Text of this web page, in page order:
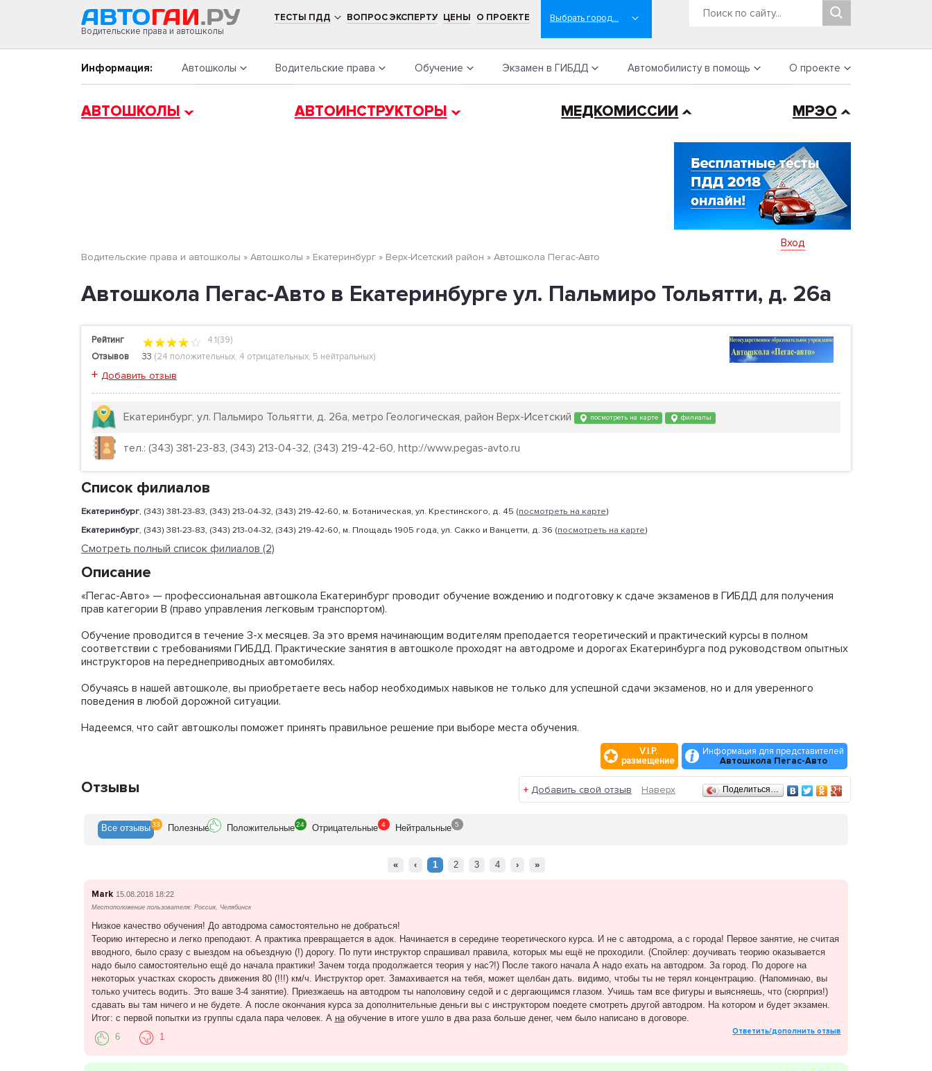
Водительские права и автошколы
ТЕСТЫ ПДД ВОПРОС ЭКСПЕРТУ ЦЕНЫ О ПРОЕКТЕ
Информация: Автошколы Водительские права Обучение Экзамен в ГИБДД Автомобилисту в помощь О проекте
АВТОШКОЛЫ АВТОИНСТРУКТОРЫ МЕДКОМИССИИ МРЭО
Водительские права и автошколы » Автошколы » Екатеринбург » Верх-Исетский район » Автошкола Пегас-Авто
Вход
Автошкола Пегас-Авто в Екатеринбурге ул. Пальмиро Тольятти, д. 26а
Рейтинг
4.1(39)
Отзывов
33 (24 положительных, 4 отрицательных, 5 нейтральных)
+ Добавить отзыв
Екатеринбург, ул. Пальмиро Тольятти, д. 26а, метро Геологическая, район Верх-Исетский посмотреть на карте филиалы
тел.: (343) 381-23-83, (343) 213-04-32, (343) 219-42-60, http://www.pegas-avto.ru
Список филиалов
Екатеринбург, (343) 381-23-83, (343) 213-04-32, (343) 219-42-60, м. Ботаническая, ул. Крестинского, д. 45 (посмотреть на карте)
Екатеринбург, (343) 381-23-83, (343) 213-04-32, (343) 219-42-60, м. Площадь 1905 года, ул. Сакко и Ванцетти, д. 36 (посмотреть на карте)
Смотреть полный список филиалов (2)
Описание
«Пегас-Авто» — профессиональная автошкола Екатеринбург проводит обучение вождению и подготовку к сдаче экзаменов в ГИБДД для получения
прав категории В (право управления легковым транспортом).
Обучение проводится в течение 3-х месяцев. За это время начинающим водителям преподается теоретический и практический курсы в полном
соответствии с требованиями ГИБДД. Практические занятия в автошколе проходят на автодроме и дорогах Екатеринбурга под руководством опытных
инструкторов на переднеприводных автомобилях.
Обучаясь в нашей автошколе, вы приобретаете весь набор необходимых навыков не только для успешной сдачи экзаменов, но и для уверенного
поведения в любой дорожной ситуации.
Надеемся, что сайт автошколы поможет принять правильное решение при выборе места обучения.
V.I.P.
размещение
Информация для представителей
Автошкола Пегас-Авто
Отзывы + Добавить свой отзыв Наверх Поделиться…
Все отзывы 33 Полезные Положительные 24 Отрицательные 4 Нейтральные 5
« ‹ 1 2 3 4 › »
Mark 15.08.2018 18:22
Местоположение пользователя: Россия, Челябинск
Низкое качество обучения! До автодрома самостоятельно не добраться!
Теорию интересно и легко преподают. А практика превращается в адок. Начинается в середине теoретического курса. И не с автодрома, а с города! Первое занятие, не считая
вводного, было сразу с выездом на объездную (!) дорогу. По пути инструктор спрашивал правила, которых мы ещё не проходили. (Спойлер: доучивать теорию оказывается
надо было самостоятельно ещё до начала практики! Зачем тогда продолжается теория у нас?!) После такого начала А надо ехать на автодром. За город. По дороге на
некоторых участках скорость движения 80 (!!!) км/ч. Инструктор орет. Замахивается на тебя, может щелбан дать. видимо, чтобы ты не терял концентрацию. (Напоминаю, вы
только учитесь водить. Это ваше 3-4 занятие). Приезжаешь на автодром ты наполовину седой и с дергающимся глазом. Учишь там все фигуры и выясняешь, что (сюрприз!)
сдавать вы там ничего и не будете. А после окончания курса за дополнительные деньги вы с инструктором поедете смотреть другой автодром. На котором и будет экзамен.
Итог: с первой попытки из группы сдала пара человек. А наобучение в итоге ушло в два раза больше денег, чем было написано в договоре.
Ответить/дополнить отзыв
6 1